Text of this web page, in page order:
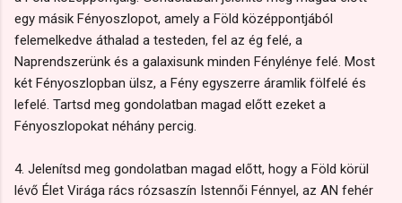
egy másik Fényoszlopot, amely a Föld középpontjából
felemelkedve áthalad a testeden, fel az ég felé, a
Naprendszerünk és a galaxisunk minden Fénylénye felé. Most
két Fényoszlopban ülsz, a Fény egyszerre áramlik fölfelé és
lefelé. Tartsd meg gondolatban magad előtt ezeket a
Fényoszlopokat néhány percig.
4. Jelenítsd meg gondolatban magad előtt, hogy a Föld körül
lévő Élet Virága rács rózsaszín Istennői Fénnyel, az AN fehér